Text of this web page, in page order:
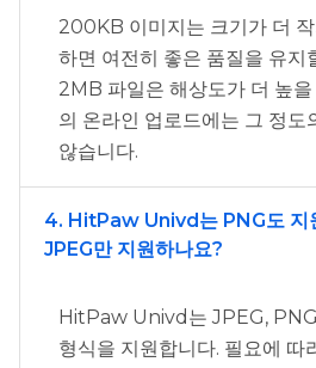
200KB 이미지는 크기가 더
하면 여전히 좋은 품질을 유지
2MB 파일은 해상도가 더 높
의 온라인 업로드에는 그 정도
않습니다.
4. HitPaw Univd는 PNG도 지
JPEG만 지원하나요?
HitPaw Univd는 JPEG,
형식을 지원합니다. 필요에 따